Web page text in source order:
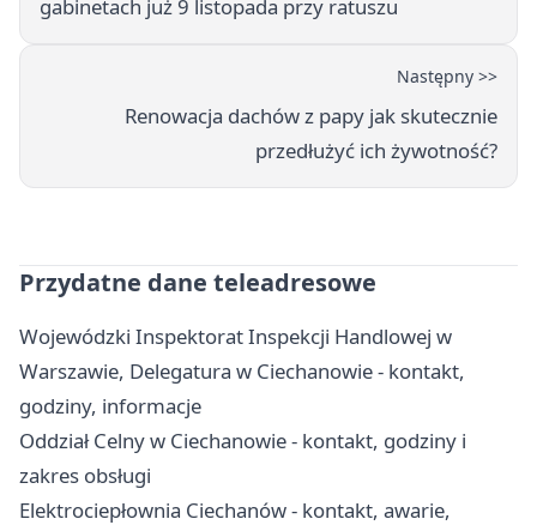
gabinetach już 9 listopada przy ratuszu
Następny >>
Renowacja dachów z papy jak skutecznie
przedłużyć ich żywotność?
Przydatne dane teleadresowe
Wojewódzki Inspektorat Inspekcji Handlowej w
Warszawie, Delegatura w Ciechanowie - kontakt,
godziny, informacje
Oddział Celny w Ciechanowie - kontakt, godziny i
zakres obsługi
Elektrociepłownia Ciechanów - kontakt, awarie,